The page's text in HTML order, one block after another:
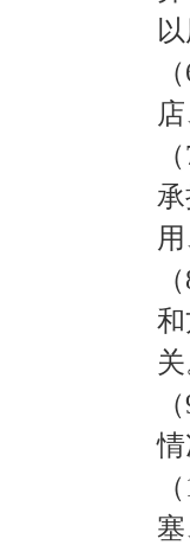
关
情